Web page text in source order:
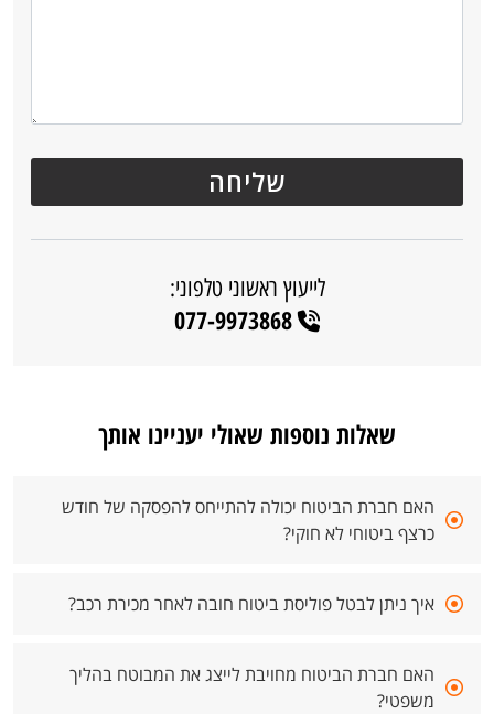
לייעוץ ראשוני טלפוני:
077-9973868
שאלות נוספות שאולי יעניינו אותך
האם חברת הביטוח יכולה להתייחס להפסקה של חודש
כרצף ביטוחי לא חוקי?
איך ניתן לבטל פוליסת ביטוח חובה לאחר מכירת רכב?
האם חברת הביטוח מחויבת לייצג את המבוטח בהליך
משפטי?